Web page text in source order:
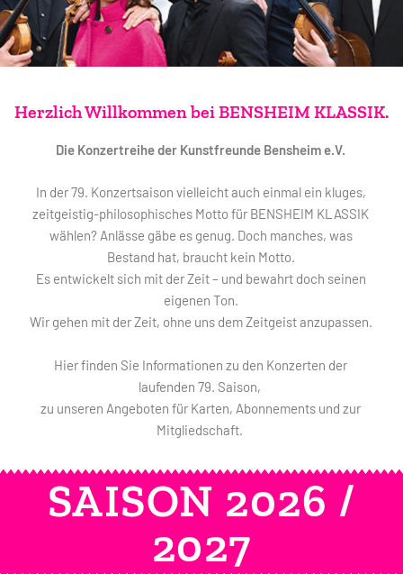
Herzlich Willkommen bei BENSHEIM KLASSIK.
Die Konzertreihe der Kunstfreunde Bensheim e.V.
In der 79. Konzertsaison vielleicht auch einmal ein kluges,
zeitgeistig-philosophisches Motto für BENSHEIM KLASSIK
wählen? Anlässe gäbe es genug. Doch manches, was
Bestand hat, braucht kein Motto.
Es entwickelt sich mit der Zeit – und bewahrt doch seinen
eigenen Ton.
Wir gehen mit der Zeit, ohne uns dem Zeitgeist anzupassen.
Hier finden Sie Informationen zu den Konzerten der
laufenden 79. Saison,
zu unseren Angeboten für Karten, Abonnements und zur
Mitgliedschaft.
SAISON 2026 /
2027